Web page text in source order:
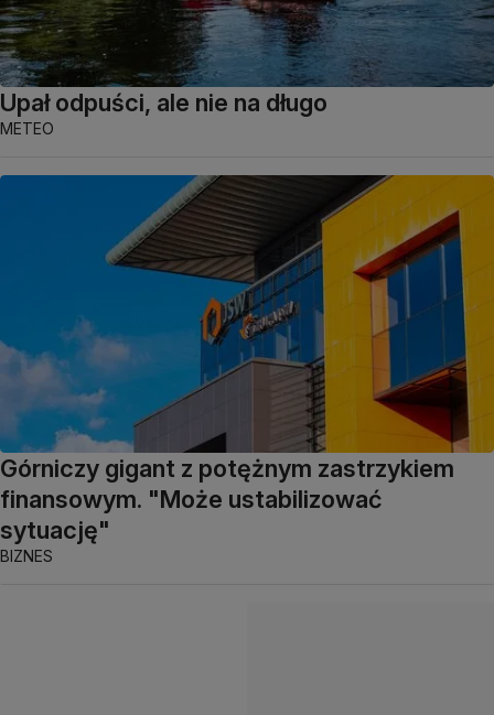
Upał odpuści, ale nie na długo
METEO
Górniczy gigant z potężnym zastrzykiem
finansowym. "Może ustabilizować
sytuację"
BIZNES